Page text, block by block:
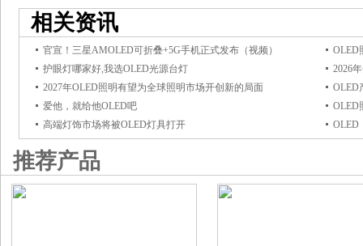
相关资讯
官宣！三星AMOLED可折叠+5G手机正式发布（视频）
OLED
护眼灯哪家好,我选OLED光源台灯
2026
2027年OLED照明有望为全球照明市场开创新的局面
OLED
爱他，就给他OLED吧
OLED
高端灯饰市场将被OLED灯具打开
OLED
推荐产品